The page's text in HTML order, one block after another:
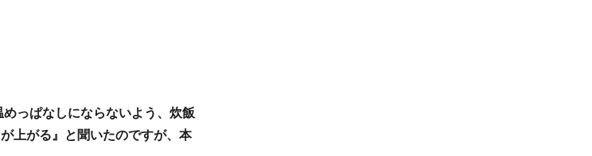
っぱなしにならないよう、炊飯
上がる』と聞いたのですが、本